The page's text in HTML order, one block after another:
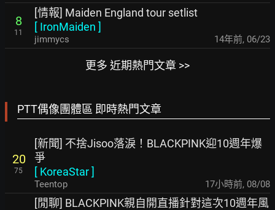
8
11
[情報] Maiden England tour setlist
[ IronMaiden ]
jimmycs 14年前, 06/23
更多 近期熱門文章 >>
PTT偶像團體區 即時熱門文章
20
75
[新聞] 不捨Jisoo落淚！BLACKPINK迎10週年爆
爭
[ KoreaStar]
Teentop 17小時前, 08/08
[閒聊] BLACKPINK親自開直播針對這次10週年風